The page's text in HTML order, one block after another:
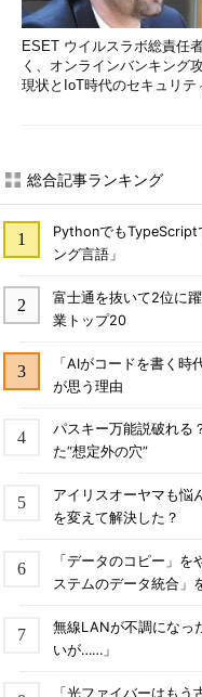
ESET ウイルスラボ総責任
く、オンラインバンキング
現状とIoT時代のセキュリテ
総合記事ランキング
PythonでもTypeScript
ング言語」
富士通を抜いて2位に
業トップ20
「AIがコードを書く
が思う理由
パスキー万能説破れ
た“想定外の穴”
アイリスオーヤマも
を変えて解決した？
「データのコピー」
ステムのデータ統合」
無線LANが不調になっ
いが……」
「光ファイバーはも